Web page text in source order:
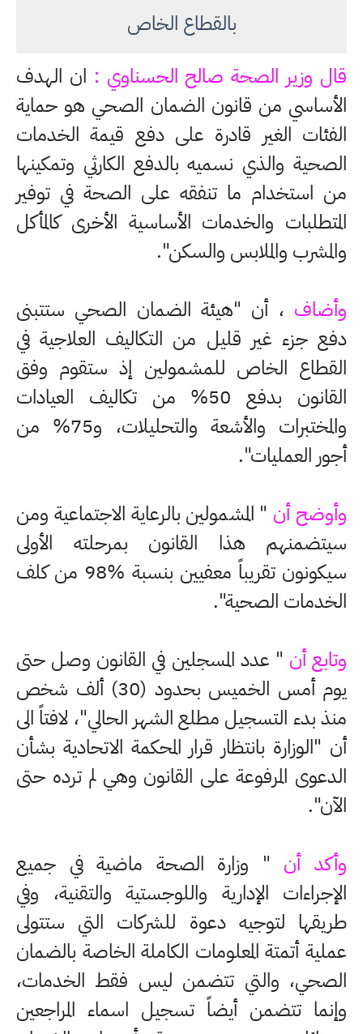
بالقطاع الخاص
قال وزير الصحة صالح الحسناوي : ان الهدف
الأساسي من قانون الضمان الصحي هو حماية
الفئات الغير قادرة على دفع قيمة الخدمات
الصحية والذي نسميه بالدفع الكارثي وتمكينها
من استخدام ما تنفقه على الصحة في توفير
المتطلبات والخدمات الأساسية الأخرى كالمأكل
والمشرب والملابس والسكن".
وأضاف ، أن "هيئة الضمان الصحي ستتبنى
دفع جزء غير قليل من التكاليف العلاجية في
القطاع الخاص للمشمولين إذ ستقوم وفق
القانون بدفع 50% من تكاليف العيادات
والمختبرات والأشعة والتحليلات، و75% من
أجور العمليات".
وأوضح أن " المشمولين بالرعاية الاجتماعية ومن
سيتضمنهم هذا القانون بمرحلته الأولى
سيكونون تقريباً معفيين بنسبة 98‎%‎ من كلف
الخدمات الصحية".
وتابع أن " عدد المسجلين في القانون وصل حتى
يوم أمس الخميس بحدود (30) ألف شخص
منذ بدء التسجيل مطلع الشهر الحالي"، لافتاً الى
أن "الوزارة بانتظار قرار المحكمة الاتحادية بشأن
الدعوى المرفوعة على القانون وهي لم ترده حتى
الآن".
وأكد أن " وزارة الصحة ماضية في جميع
الإجراءات الإدارية واللوجستية والتقنية، وفي
طريقها لتوجيه دعوة للشركات التي ستتولى
عملية أتمتة المعلومات الكاملة الخاصة بالضمان
الصحي، والتي تتضمن ليس فقط الخدمات،
وإنما تتضمن أيضاً تسجيل اسماء المراجعين